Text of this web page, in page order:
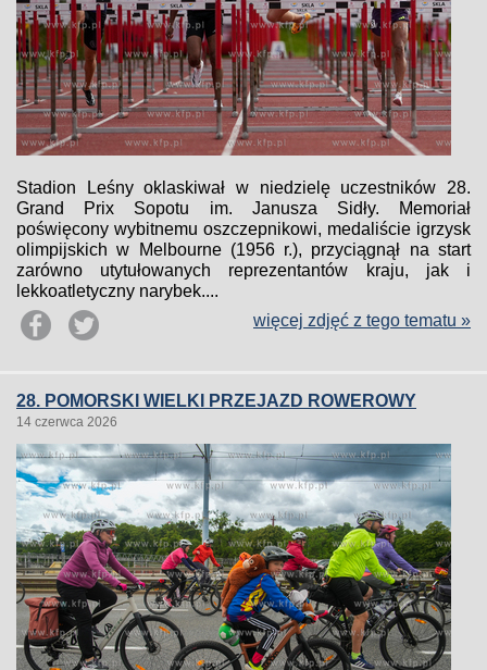
Stadion Leśny oklaskiwał w niedzielę uczestników 28.
Grand Prix Sopotu im. Janusza Sidły. Memoriał
poświęcony wybitnemu oszczepnikowi, medaliście igrzysk
olimpijskich w Melbourne (1956 r.), przyciągnął na start
zarówno utytułowanych reprezentantów kraju, jak i
lekkoatletyczny narybek....
więcej zdjęć z tego tematu »
28. POMORSKI WIELKI PRZEJAZD ROWEROWY
14 czerwca 2026